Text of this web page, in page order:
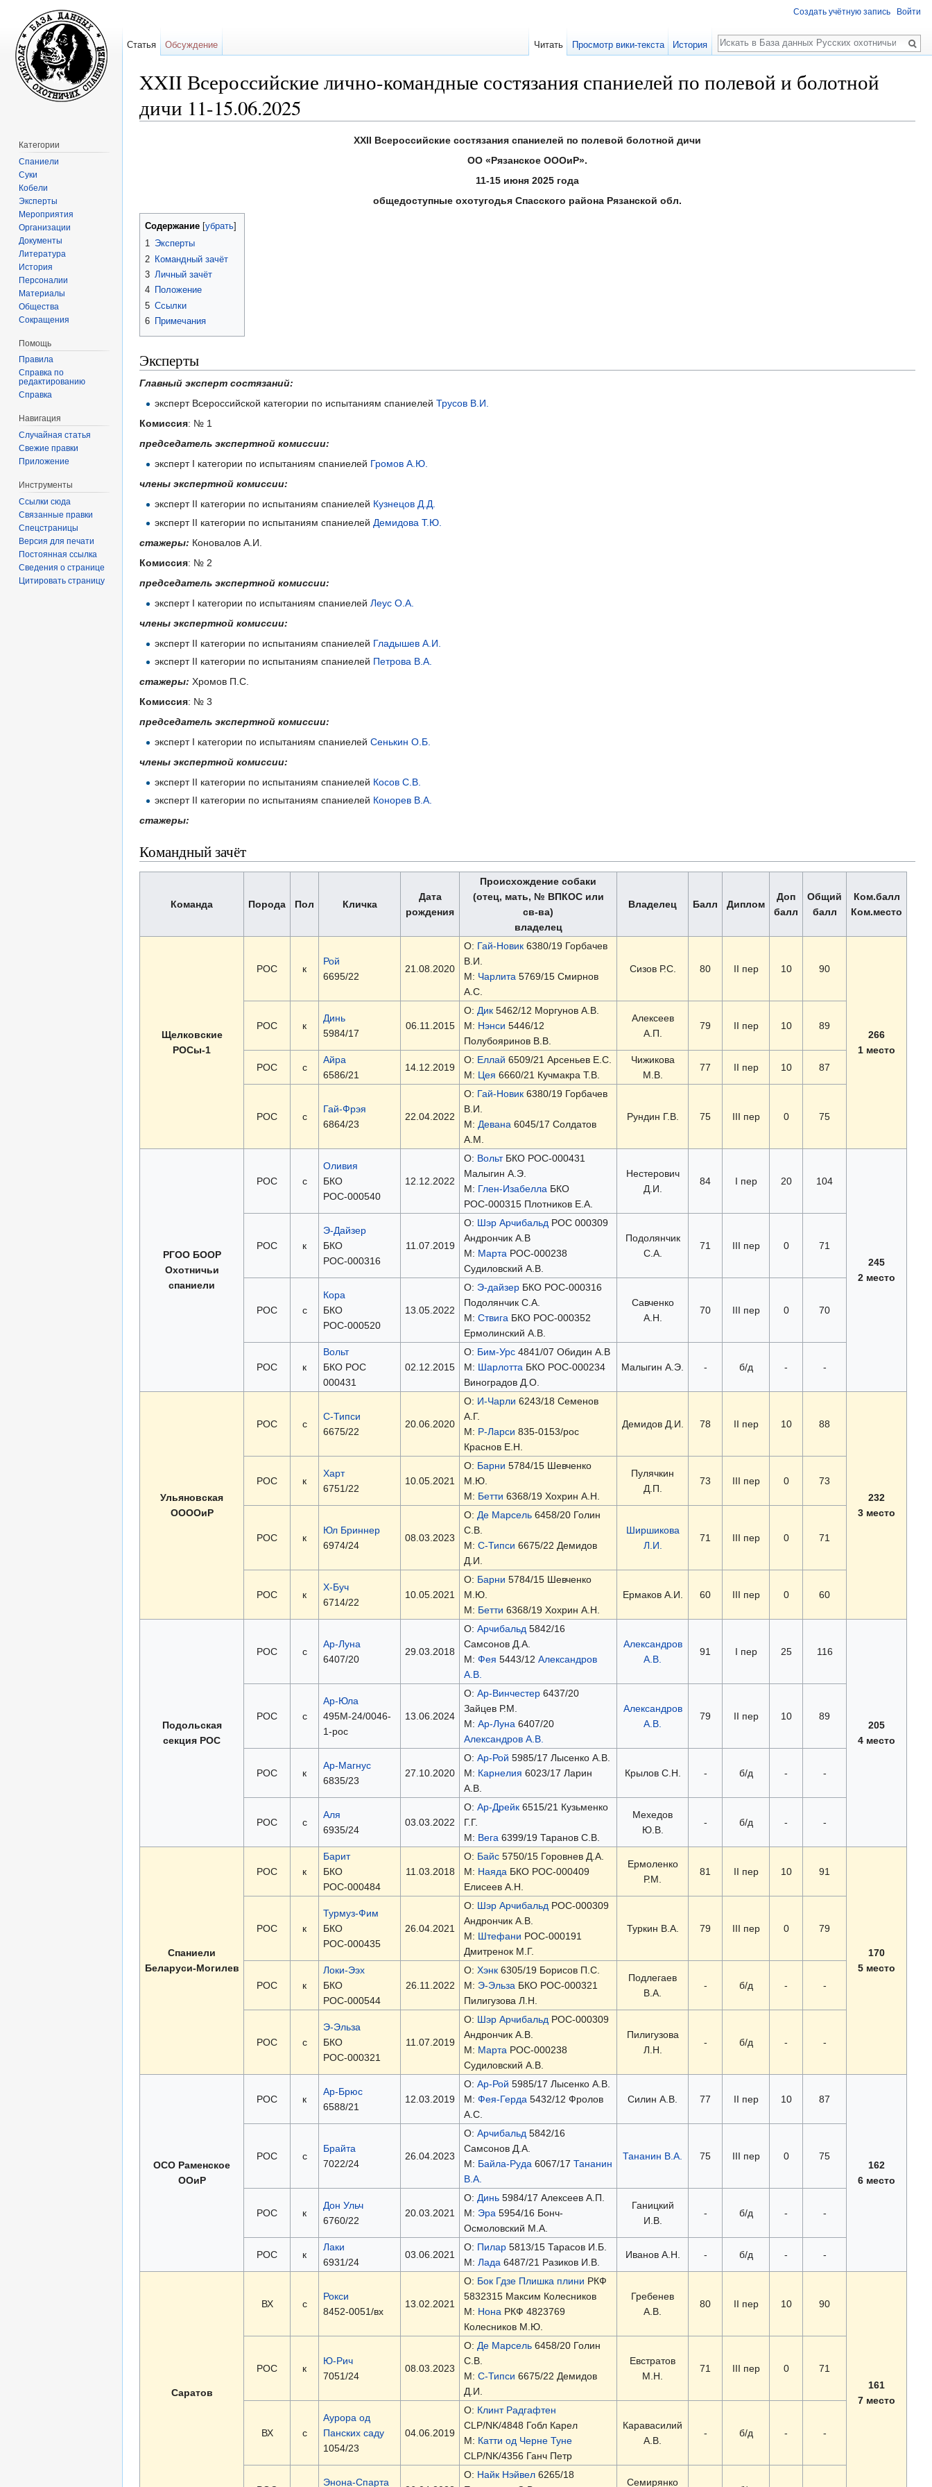
XXII Всероссийские лично-командные состязания спаниелей по полевой и болотной
дичи 11-15.06.2025
XXII Всероссийские состязания спаниелей по полевой болотной дичи
ОО «Рязанское ОООиР».
11-15 июня 2025 года
общедоступные охотугодья Спасского района Рязанской обл.
Содержание убрать
1 Эксперты
2 Командный зачёт
3 Личный зачёт
4 Положение
5 Ссылки
6 Примечания
Эксперты
Главный эксперт состязаний:
эксперт Всероссийской категории по испытаниям спаниелейТрусов В.И.
Комиссия: № 1
председатель экспертной комиссии:
эксперт I категории по испытаниям спаниелей Громов А.Ю.
члены экспертной комиссии:
эксперт II категории по испытаниям спаниелей Кузнецов Д.Д.
эксперт II категории по испытаниям спаниелей Демидова Т.Ю.
стажеры: Коновалов А.И.
Комиссия: № 2
председатель экспертной комиссии:
эксперт I категории по испытаниям спаниелейЛеус О.А.
члены экспертной комиссии:
эксперт II категории по испытаниям спаниелей Гладышев А.И.
эксперт II категории по испытаниям спаниелей Петрова В.А.
стажеры: Хромов П.С.
Комиссия: № 3
председатель экспертной комиссии:
эксперт I категории по испытаниям спаниелейСенькин О.Б.
члены экспертной комиссии:
эксперт II категории по испытаниям спаниелей Косов С.В.
эксперт II категории по испытаниям спаниелей Конорев В.А.
стажеры:
Командный зачёт
Команда Порода Пол Кличка
Дата
рождения
Происхождение собаки
(отец, мать, № ВПКОС или
св-ва)
владелец
Владелец Балл Диплом
Доп
балл
Общий
балл
Ком.балл
Ком.место
Щелковские
РОСы-1
РОС к
Рой
6695/22
21.08.2020
О: Гай-Новик6380/19 Горбачев
В.И.
М: Чарлита 5769/15 Смирнов
А.С.
Сизов Р.С. 80 II пер 10 90
266
1 место
РОС к
Динь
5984/17
06.11.2015
О: Дик5462/12 Моргунов А.В.
М: Нэнси 5446/12
Полубояринов В.В.
Алексеев
А.П.
79 II пер 10 89
РОС с
Айра
6586/21
14.12.2019
О: Еллай 6509/21 Арсеньев Е.С.
М: Цея 6660/21 Кучмакра Т.В.
Чижикова
М.В.
77 II пер 10 87
РОС с
Гай-Фрэя
6864/23
22.04.2022
О: Гай-Новик6380/19 Горбачев
В.И.
М: Девана 6045/17 Солдатов
А.М.
Рундин Г.В. 75 III пер 0 75
РГОО БООР
Охотничьи
спаниели
РОС с
Оливия
БКО
РОС-000540
12.12.2022
О: ВольтБКО РОС-000431
Малыгин А.Э.
М: Глен-Изабелла БКО
РОС-000315 Плотников Е.А.
Нестерович
Д.И.
84 I пер 20 104
245
2 место
РОС к
Э-Дайзер
БКО
РОС-000316
11.07.2019
О: Шэр Арчибальд РОС 000309
Андрончик А.В
М: Марта РОС-000238
Судиловский А.В.
Подолянчик
С.А.
71 III пер 0 71
РОС с
Кора
БКО
РОС-000520
13.05.2022
О: Э-дайзерБКО РОС-000316
Подолянчик С.А.
М: Ствига БКО РОС-000352
Ермолинский А.В.
Савченко
А.Н.
70 III пер 0 70
РОС к
Вольт
БКО РОС
000431
02.12.2015
О: Бим-Урс4841/07 Обидин А.В
М: Шарлотта БКО РОС-000234
Виноградов Д.О.
Малыгин А.Э. - б/д - -
Ульяновская
ООООиР
РОС с
С-Типси
6675/22
20.06.2020
О: И-Чарли 6243/18 Семенов
А.Г.
М: Р-Ларси 835-0153/рос
Краснов Е.Н.
Демидов Д.И. 78 II пер 10 88
232
3 место
РОС к
Харт
6751/22
10.05.2021
О: Барни 5784/15 Шевченко
М.Ю.
М: Бетти 6368/19 Хохрин А.Н.
Пулячкин
Д.П.
73 III пер 0 73
РОС к
Юл Бриннер
6974/24
08.03.2023
О: Де Марсель6458/20 Голин
С.В.
М: С-Типси 6675/22 Демидов
Д.И.
Ширшикова
Л.И.
71 III пер 0 71
РОС к
Х-Буч
6714/22
10.05.2021
О: Барни 5784/15 Шевченко
М.Ю.
М: Бетти 6368/19 Хохрин А.Н.
Ермаков А.И. 60 III пер 0 60
Подольская
секция РОС
РОС с
Ар-Луна
6407/20
29.03.2018
О: Арчибальд 5842/16
Самсонов Д.А.
М: Фея 5443/12 Александров
А.В.
Александров
А.В.
91 I пер 25 116
205
4 место
РОС с
Ар-Юла
495М-24/0046-
1-рос
13.06.2024
О: Ар-Винчестер6437/20
Зайцев Р.М.
М: Ар-Луна 6407/20
Александров А.В.
Александров
А.В.
79 II пер 10 89
РОС к
Ар-Магнус
6835/23
27.10.2020
О: Ар-Рой 5985/17 Лысенко А.В.
М: Карнелия 6023/17 Ларин
А.В.
Крылов С.Н. - б/д - -
РОС с
Аля
6935/24
03.03.2022
О: Ар-Дрейк6515/21 Кузьменко
Г.Г.
М: Вега 6399/19 Таранов С.В.
Мехедов
Ю.В.
- б/д - -
Спаниели
Беларуси-Могилев
РОС к
Барит
БКО
РОС-000484
11.03.2018
О: Байс5750/15 Горовнев Д.А.
М: Наяда БКО РОС-000409
Елисеев А.Н.
Ермоленко
Р.М.
81 II пер 10 91
170
5 место
РОС к
Турмуз-Фим
БКО
РОС-000435
26.04.2021
О: Шэр Арчибальд РОС-000309
Андрончик А.В.
М: Штефани РОС-000191
Дмитренок М.Г.
Туркин В.А. 79 III пер 0 79
РОС к
Локи-Ээх
БКО
РОС-000544
26.11.2022
О: Хэнк6305/19 Борисов П.С.
М: Э-Эльза БКО РОС-000321
Пилигузова Л.Н.
Подлегаев
В.А.
- б/д - -
РОС с
Э-Эльза
БКО
РОС-000321
11.07.2019
О: Шэр Арчибальд РОС-000309
Андрончик А.В.
М: Марта РОС-000238
Судиловский А.В.
Пилигузова
Л.Н.
- б/д - -
ОСО Раменское
ООиР
РОС к
Ар-Брюс
6588/21
12.03.2019
О: Ар-Рой 5985/17 Лысенко А.В.
М: Фея-Герда 5432/12 Фролов
А.С.
Силин А.В. 77 II пер 10 87
162
6 место
РОС с
Брайта
7022/24
26.04.2023
О: Арчибальд 5842/16
Самсонов Д.А.
М: Байла-Руда 6067/17 Тананин
В.А.
Тананин В.А. 75 III пер 0 75
РОС к
Дон Ульч
6760/22
20.03.2021
О: Динь5984/17 Алексеев А.П.
М: Эра 5954/16 Бонч-
Осмоловский М.А.
Ганицкий
И.В.
- б/д - -
РОС к
Лаки
6931/24
03.06.2021
О: Пилар5813/15 Тарасов И.Б.
М: Лада 6487/21 Разиков И.В.
Иванов А.Н. - б/д - -
Саратов
ВХ с
Рокси
8452-0051/вх
13.02.2021
О: Бок Гдзе Плишка плини РКФ
5832315 Максим Колесников
М: Нона РКФ 4823769
Колесников М.Ю.
Гребенев
А.В.
80 II пер 10 90
161
7 место
РОС к
Ю-Рич
7051/24
08.03.2023
О: Де Марсель6458/20 Голин
С.В.
М: С-Типси 6675/22 Демидов
Д.И.
Евстратов
М.Н.
71 III пер 0 71
ВХ с
Аурора од
Панских саду
1054/23
04.06.2019
О: Клинт Радгафтен
CLP/NK/4848 Гобл Карел
М: Катти од Черне Туне
CLP/NK/4356 Ганч Петр
Каравасилий
А.В.
- б/д - -
Энона-Спарта
О: Найк Нэйвел6265/18
Семирянко
Создать учётную запись Войти
Статья Обсуждение Читать Просмотр вики-текста История
Поиск
Категории
Спаниели
Суки
Кобели
Эксперты
Мероприятия
Организации
Документы
Литература
История
Персоналии
Материалы
Общества
Сокращения
Помощь
Правила
Справка по
редактированию
Справка
Навигация
Случайная статья
Свежие правки
Приложение
Инструменты
Ссылки сюда
Связанные правки
Спецстраницы
Версия для печати
Постоянная ссылка
Сведения о странице
Цитировать страницу